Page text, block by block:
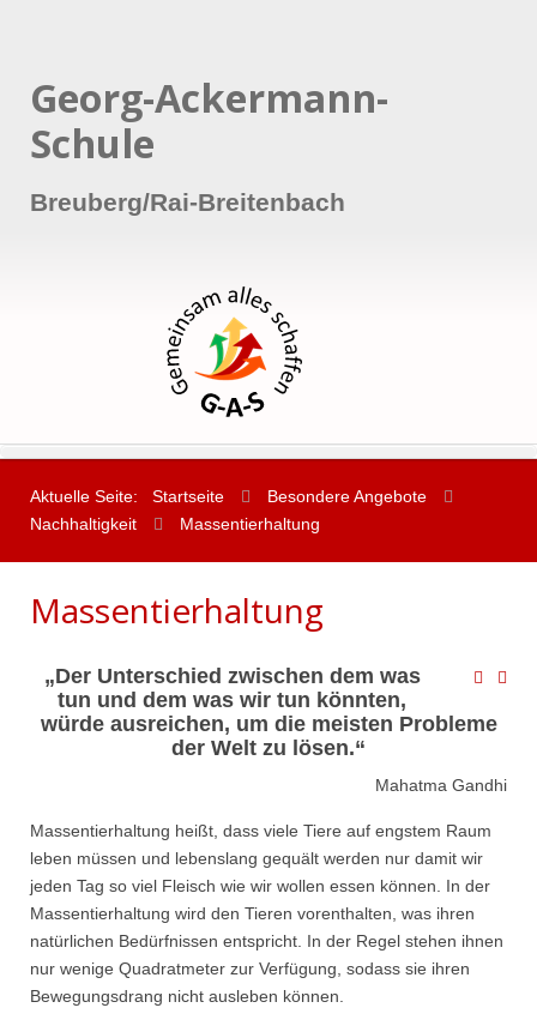
Georg-Ackermann-
Schule
Breuberg/Rai-Breitenbach
Aktuelle Seite: Startseite
Besondere Angebote
Nachhaltigkeit
Massentierhaltung
Massentierhaltung
„Der Unterschied zwischen dem was
tun und dem was wir tun könnten,
würde ausreichen, um die meisten Probleme
der Welt zu lösen.“
Mahatma Gandhi
Massentierhaltung heißt, dass viele Tiere auf engstem Raum
leben müssen und lebenslang gequält werden nur damit wir
jeden Tag so viel Fleisch wie wir wollen essen können. In der
Massentierhaltung wird den Tieren vorenthalten, was ihren
natürlichen Bedürfnissen entspricht. In der Regel stehen ihnen
nur wenige Quadratmeter zur Verfügung, sodass sie ihren
Bewegungsdrang nicht ausleben können.